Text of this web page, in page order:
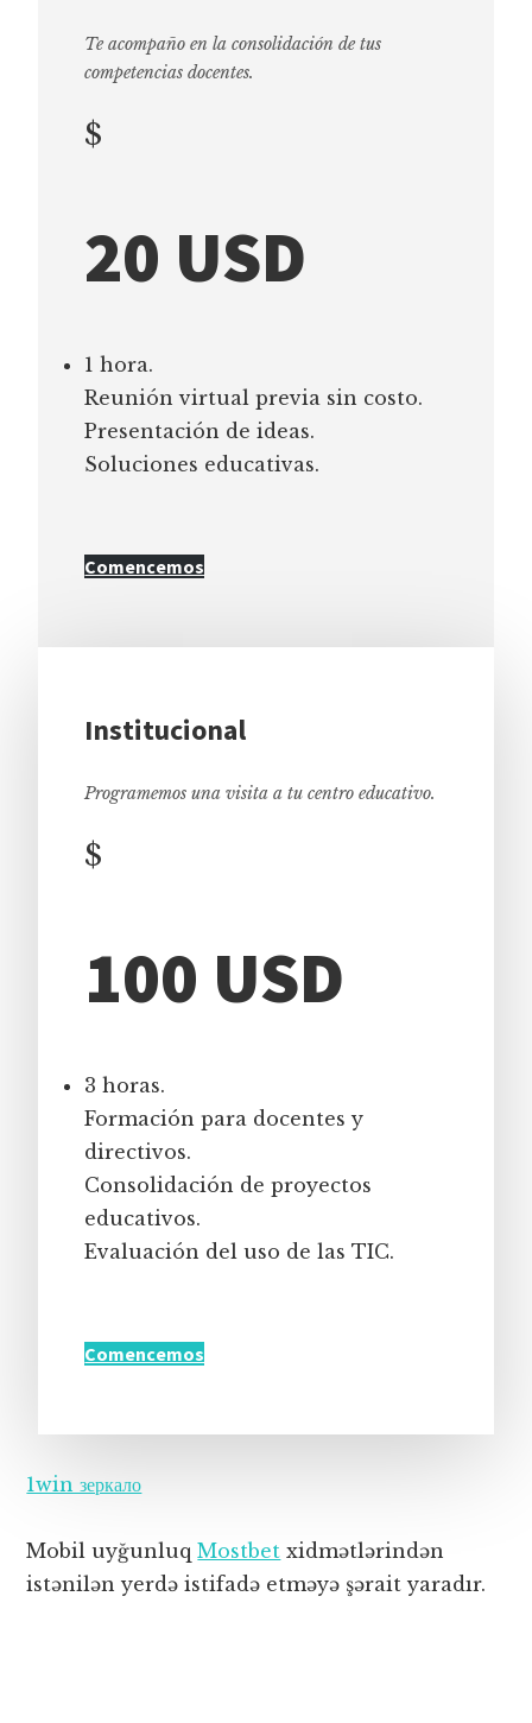
Te acompaño en la consolidación de tus
competencias docentes.
$
20 USD
1 hora.
Reunión virtual previa sin costo.
Presentación de ideas.
Soluciones educativas.
Comencemos
Institucional
Programemos una visita a tu centro educativo.
$
100 USD
3 horas.
Formación para docentes y
directivos.
Consolidación de proyectos
educativos.
Evaluación del uso de las TIC.
Comencemos
1win зеркало
Mobil uyğunluqMostbet xidmətlərindən
istənilən yerdə istifadə etməyə şərait yaradır.